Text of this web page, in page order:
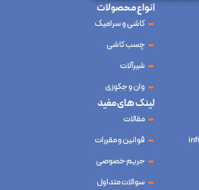
انواع محصولات
کاشی و سرامیک
چسب کاشی
شیرآلات
وان و جکوزی
لینک های مفید
مقالات
قوانین و مقررات
حریم خصوصی
سوالات متداول